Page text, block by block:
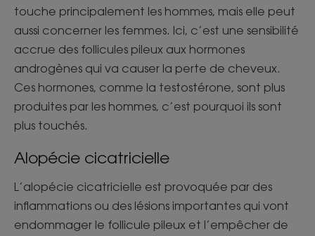
touche principalement les hommes, mais elle peut
aussi concerner les femmes. Ici, c’est une sensibilité
accrue des follicules pileux aux hormones
androgènes qui va causer la perte de cheveux.
Ces hormones, comme la testostérone, sont plus
produites par les hommes, c’est pourquoi ils sont
plus touchés.
Alopécie cicatricielle
L’alopécie cicatricielle est provoquée par des
inflammations ou des lésions importantes qui vont
endommager le follicule pileux et l’empêcher de